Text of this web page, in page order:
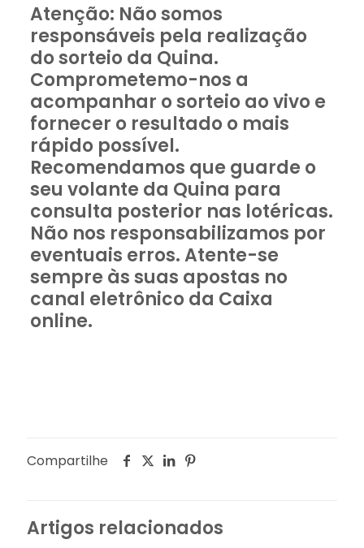
Atenção: Não somos
responsáveis pela realização
do sorteio da Quina.
Comprometemo-nos a
acompanhar o sorteio ao vivo e
fornecer o resultado o mais
rápido possível.
Recomendamos que guarde o
seu volante da Quina para
consulta posterior nas lotéricas.
Não nos responsabilizamos por
eventuais erros. Atente-se
sempre às suas apostas no
canal eletrônico da Caixa
online.
Compartilhe
Artigos relacionados